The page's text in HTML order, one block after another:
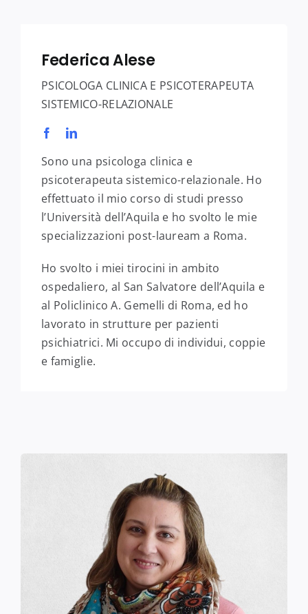
Federica Alese
PSICOLOGA CLINICA E PSICOTERAPEUTA
SISTEMICO-RELAZIONALE
Sono una psicologa clinica e
psicoterapeuta sistemico-relazionale. Ho
effettuato il mio corso di studi presso
l’Università dell’Aquila e ho svolto le mie
specializzazioni post-lauream a Roma.
Ho svolto i miei tirocini in ambito
ospedaliero, al San Salvatore dell’Aquila e
al Policlinico A. Gemelli di Roma, ed ho
lavorato in strutture per pazienti
psichiatrici. Mi occupo di individui, coppie
e famiglie.